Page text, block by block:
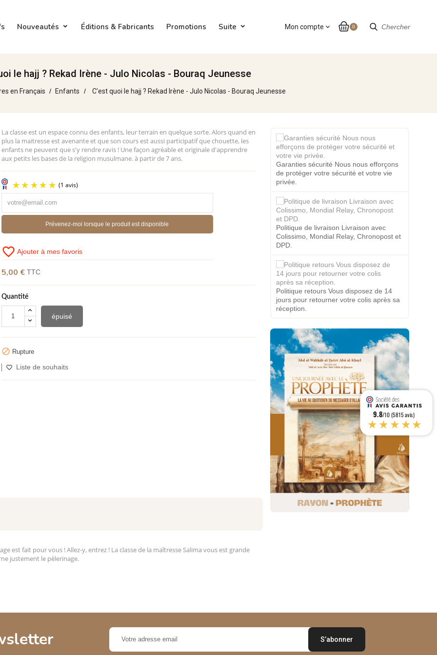
Chercher
Nouveautés Éditions & Fabricants Promotions Suite 0
Mon compte expand_more
le hajj ? Rekad Irène - Julo Nicolas - Bouraq Jeunesse
en Français Enfants C’est quoi le hajj ? Rekad Irène - Julo Nicolas - Bouraq Jeunesse
La classe est un espace connu des enfants, leur terrain en quelque sorte. Alors quand en
plus la maitresse est avenante et que son cours est aussi participatif que chouette, les
enfants ne peuvent que s'y rendre ravis ! Une façon agréable et originale d'apprendre
aux petits les bases de la religion musulmane. à partir de 7 ans.
(1 avis)
Prévenez-moi lorsque le produit est disponible
favorite_border Ajouter à mes favoris
5,00 €TTC
Quantité
épuisé
 Rupture
Liste de souhaits
est fait pour vous ! Allez-y, entrez ! La classe de la maîtresse Salima vous est grande
justement le pèlerinage.
Garanties sécurité Nous nous efforçons
de protéger votre sécurité et votre vie
privée.
Politique de livraison Livraison avec
Colissimo, Mondial Relay, Chronopost et
DPD.
Politique retours Vous disposez de 14
jours pour retourner votre colis après sa
réception.
9.8/10 (5815 avis)
★★★★★